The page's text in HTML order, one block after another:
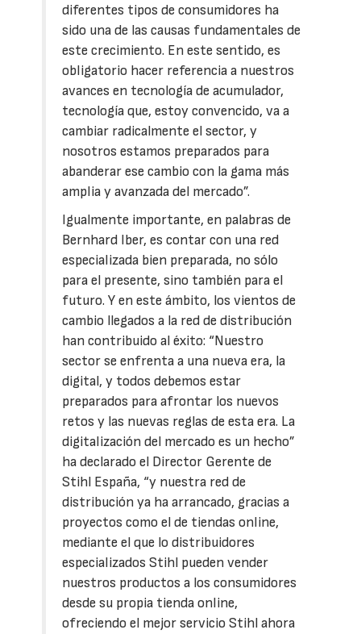
diferentes tipos de consumidores ha
sido una de las causas fundamentales de
este crecimiento. En este sentido, es
obligatorio hacer referencia a nuestros
avances en tecnología de acumulador,
tecnología que, estoy convencido, va a
cambiar radicalmente el sector, y
nosotros estamos preparados para
abanderar ese cambio con la gama más
amplia y avanzada del mercado”.
Igualmente importante, en palabras de
Bernhard Iber, es contar con una red
especializada bien preparada, no sólo
para el presente, sino también para el
futuro. Y en este ámbito, los vientos de
cambio llegados a la red de distribución
han contribuido al éxito: “Nuestro
sector se enfrenta a una nueva era, la
digital, y todos debemos estar
preparados para afrontar los nuevos
retos y las nuevas reglas de esta era. La
digitalización del mercado es un hecho”
ha declarado el Director Gerente de
Stihl España, “y nuestra red de
distribución ya ha arrancado, gracias a
proyectos como el de tiendas online,
mediante el que lo distribuidores
especializados Stihl pueden vender
nuestros productos a los consumidores
desde su propia tienda online,
ofreciendo el mejor servicio Stihl ahora